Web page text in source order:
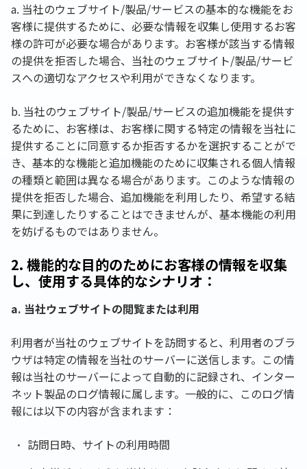
a. 当社のウェブサイト/製品/サービスの基本的な機能をお
客様に提供するために、必要な情報を収集し使用するお客
様の許可が必要な場合があります。お客様が該当する情報
の提供を拒否した場合、当社のウェブサイト/製品/サービ
スへの適切なアクセスや利用ができなくなります。
b. 当社のウェブサイト/製品/サービスの追加機能を提供す
るために、お客様は、お客様に関する特定の情報を当社に
提供することに同意するか拒否するかを選択することがで
き、基本的な機能と追加機能のために収集される個人情報
の種類と範囲は異なる場合があります。このような情報の
提供を拒否した場合、追加機能を利用したり、希望する結
果に到達したりすることはできませんが、基本機能の利用
を妨げるものではありません。
2. 機能的な目的のためにお客様の情報を収集
し、使用する具体的なシナリオ：
a. 当社ウェブサイトの閲覧または利用
利用者が当社のウェブサイトを訪問すると、利用者のブラ
ウザは特定の情報を当社のサーバーに送信します。この情
報は当社のサーバーによって自動的に記録され、インター
ネット製品のログ情報に属します。一般的に、このログ情
報には以下の内容が含まれます：
訪問日時、サイトの利用時間